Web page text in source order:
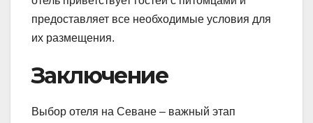
предоставляет все необходимые условия для
их размещения.
Заключение
Выбор отеля на Севане – важный этап